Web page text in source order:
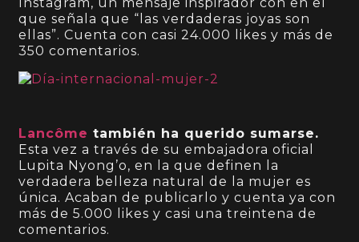
que señala que “las verdaderas joyas son
ellas”. Cuenta con casi 24.000 likes y más de
350 comentarios.
Lancôme también ha querido sumarse.
Esta vez a través de su embajadora oficial
Lupita Nyong’o, en la que definen la
verdadera belleza natural de la mujer es
única. Acaban de publicarlo y cuenta ya con
más de 5.000 likes y casi una treintena de
comentarios.